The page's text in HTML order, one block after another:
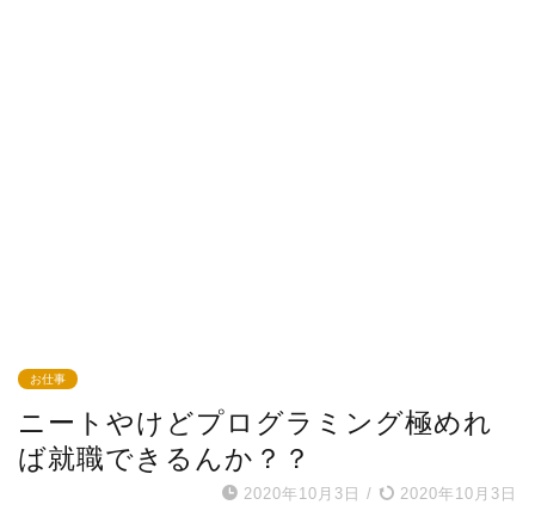
お仕事
ニートやけどプログラミング極めれ
ば就職できるんか？？
2020年10月3日 / 2020年10月3日